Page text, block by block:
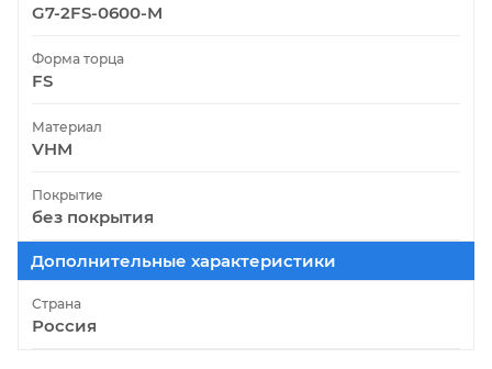
G7-2FS-0600-M
Форма торца
FS
Материал
VHM
Покрытие
без покрытия
Дополнительные характеристики
Страна
Россия